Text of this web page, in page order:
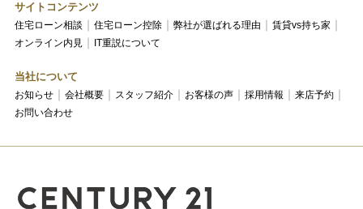
サイトコンテンツ
住宅ローン相談 住宅ローン控除 弊社が選ばれる理由
賃貸vs持ち家
オンライン内見
IT重説について
当社について
お知らせ 会社概要 スタッフ紹介 お客様の声 採用情報
来店予約
お問い合わせ